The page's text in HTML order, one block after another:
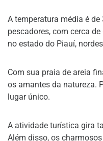
A temperatura média é de
pescadores, com cerca
no estado do Piauí,
Com sua praia de areia
os amantes da natureza.
lugar único.
A atividade turística gira
Além disso, os